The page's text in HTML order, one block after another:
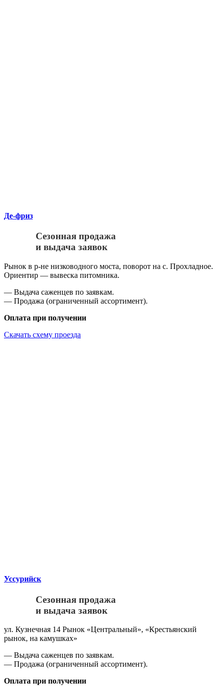
Де-фриз
Сезонная продажа
и выдача заявок
Рынок в р-не низководного моста, поворот на с. Прохладное.
Ориентир — вывеска питомника.
— Выдача саженцев по заявкам.
— Продажа (ограниченный ассортимент).
Оплата при получении
Скачать схему проезда
Уссурийск
Сезонная продажа
и выдача заявок
ул. Кузнечная 14 Рынок «Центральный», «Крестьянский
рынок, на камушках»
— Выдача саженцев по заявкам.
— Продажа (ограниченный ассортимент).
Оплата при получении